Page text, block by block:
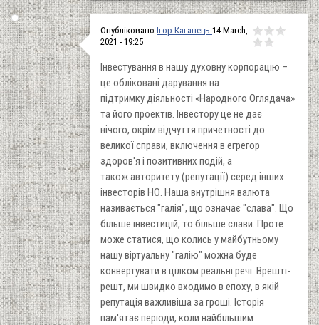
Опубліковано Ігор Каганець 14 March,
2021 - 19:25
Інвестування в нашу духовну корпорацію –
це обліковані дарування на
підтримку діяльності «Народного Оглядача»
та його проектів. Інвестору це не дає
нічого, окрім відчуття причетності до
великої справи, включення в егрегор
здоров'я і позитивних подій, а
також авторитету (репутації) серед інших
інвесторів НО. Наша внутрішня валюта
називається "галія", що означає "слава". Що
більше інвестицій, то більше слави. Проте
може статися, що колись у майбутньому
нашу віртуальну "галію" можна буде
конвертувати в цілком реальні речі. Врешті-
решт, ми швидко входимо в епоху, в якій
репутація важливіша за гроші. Історія
пам'ятає періоди, коли найбільшим